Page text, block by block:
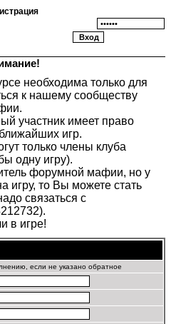
необходима только для
к нашему сообществу
участник имеет право
игр.
только члены клуба
одну игру).
форумной мафии, но у
игру, то Вы можете стать
связаться с
в игре!
если не указано обратное